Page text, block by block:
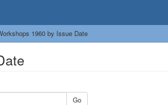
1960 by Issue Date
Go